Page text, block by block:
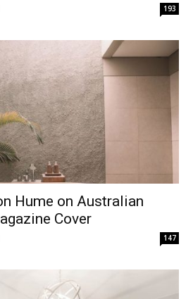
193
Hume on Australian
Cover
147